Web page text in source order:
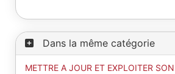
Dans la même catégorie
METTRE A JOUR ET EXPLOITER